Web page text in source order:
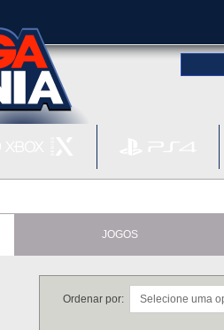
JOGOS
Ordenar por: